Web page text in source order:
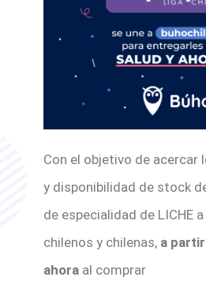
Con el objetivo de acercar
y disponibilidad de stock
de especialidad de LICHE
chilenos y chilenas,a
ahora al comprar